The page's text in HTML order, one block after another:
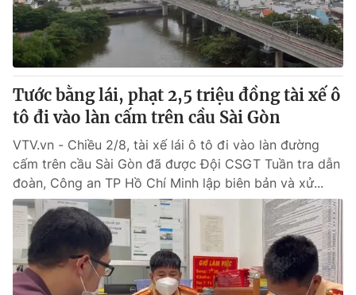
Thị trường 24h Tấm lòng Việt
VTV4 Vươn mình bằng AI
VTV9 VTV8
Liên hệ tòa soạn English
THỜI BÁO VTV
Tước bằng lái, phạt 2,5 triệu đồng tài xế ô
tô đi vào làn cấm trên cầu Sài Gòn
VTV.vn - Chiều 2/8, tài xế lái ô tô đi vào làn đường
cấm trên cầu Sài Gòn đã được Đội CSGT Tuần tra dẫn
đoàn, Công an TP Hồ Chí Minh lập biên bản và xử...